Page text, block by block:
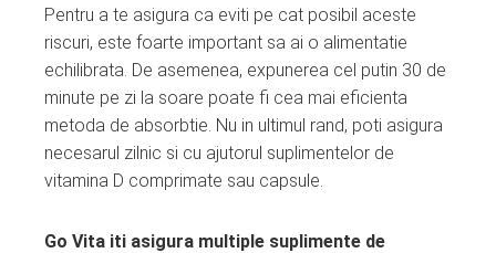
Pentru a te asigura ca eviti pe cat posibil aceste
riscuri, este foarte important sa ai o alimentatie
echilibrata. De asemenea, expunerea cel putin 30 de
minute pe zi la soare poate fi cea mai eficienta
metoda de absorbtie. Nu in ultimul rand, poti asigura
necesarul zilnic si cu ajutorul suplimentelor de
vitamina D comprimate sau capsule.
Go Vita iti asigura multiple suplimente de